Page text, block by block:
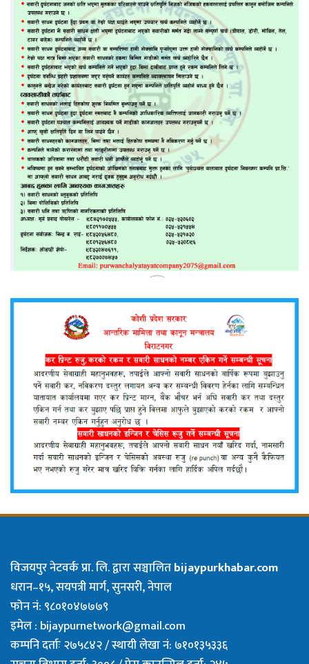
विजयपुर नेटवर्क प्रा. लि. द्वारा सञ्चालितbijaypurkhabar.com
धरान–१५, सयपत्री मार्ग, सुनसरी, नेपाल
फोन नं: ९८०१०४७७७९
इमेल : bijaypurnetwork@gmail.com
कम्पनि दर्ताः २७५८४२ / स्थायी लेखा नं: ७१०१३५३३६